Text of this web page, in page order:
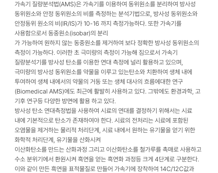
가속기 질량분석법(AMS)은 가속기를 이용하여 동위원소를 분리하여 방사성
동위원소와 안정 동위원소의 비를 측정하는 분석기법으로, 방사성 동위원소와
안정동위 원소의 비(IR/IS)가 10-16 까지 측정가능하다. 또한 가속기를
사용함으로서 동중원소(isobar)의 분리
가 가능하여 원하지 않는 동중원소를 제거하여 보다 정확한 방사성 동위원소의
측정이 가능하다. 이러한 초 극미량의 측정이 가능해 짐으로서 가속기
질량분석기를 방사성 탄소를 이용한 연대 측정에 널리 활용하고 있으며,
극미량의 방사성 동위원소를 약물을 이루고 있는탄소와 치환하여 생체 내에
투여하여 생체 내에서의 약물의 거동 또는 생체 대사의 흐름에대한 연구
(Biomedical AMS)에도 최근에 활발히 사용하고 있다. 그밖에도 환경과학, 고
기후 연구등 다양한 방면에 활용 하고 있다.
방사성 탄소 연대측정법을 사용하여 시료의 연대를 결정하기 위해서는 시료
내에 기본적으로 탄소가 존재하여야 한다. 시료의 전처리는 시료에 포함된
오염물을 제거하는 물리적 처리단계, 시료 내에서 원하는 유기물을 얻기 위한
화학적 처리단계, 유기물을 산화시켜
이산화탄소를 만드는 산화과정 그리고 이산화탄소를 철가루를 촉매로 사용하고
수소 분위기에서 환원시켜 흑연을 얻는 흑연화 과정등 크게 4단계로 구분한다.
이와 같이 만든 흑연을 표적물질로 만들어 가속기에 장착하여 14C/12C값과